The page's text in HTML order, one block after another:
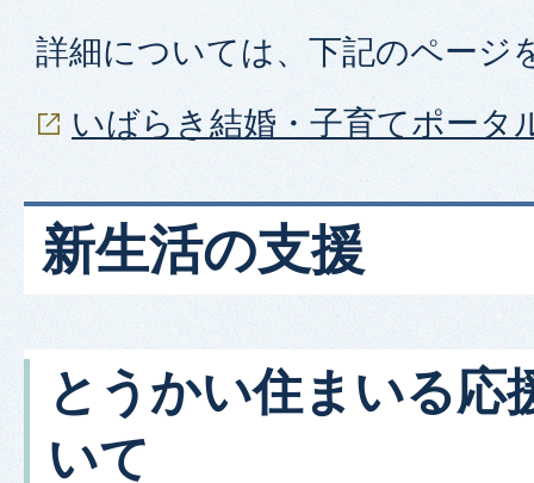
詳細については、下記のページ
いばらき結婚・子育てポータ
新生活の支援
とうかい住まいる応
いて